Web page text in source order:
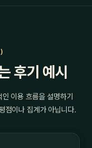
후기 예시
이용 흐름을 설명하기
점이나 집계가 아닙니다.